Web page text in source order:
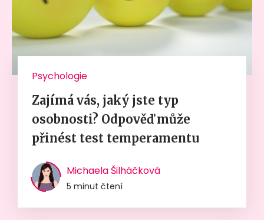
Psychologie
Zajímá vás, jaký jste typ
osobnosti? Odpověď může
přinést test temperamentu
Michaela Šilháčková
5 minut čtení